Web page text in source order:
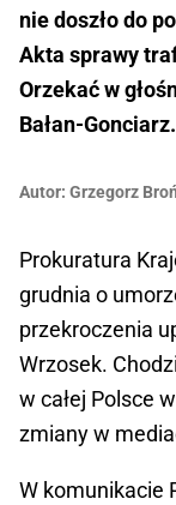
nie doszło do
Akta sprawy
Orzekać w
Bałan-Gonciarz.
Autor: Grzegorz
Prokuratura
grudnia o
przekroczenia
Wrzosek.
w całej Polsce
zmiany w
W komunikacie